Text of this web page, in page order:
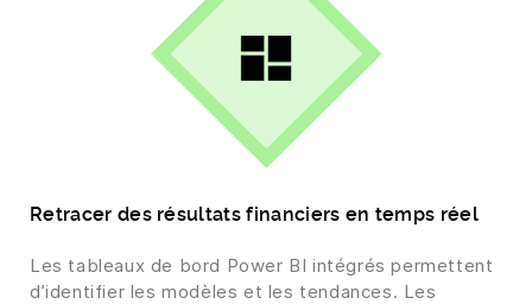
Retracer des résultats financiers en temps réel
Les tableaux de bord Power BI intégrés permettent
d’identifier les modèles et les tendances. Les